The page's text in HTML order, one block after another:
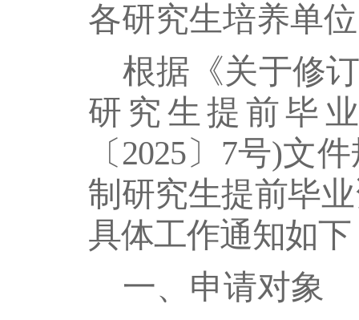
各研究生培养单
根据 《关于修
研究生提前毕
〔2025〕 7号)文件
制研究生提前毕业
具体工作通知如下
一、申请对象